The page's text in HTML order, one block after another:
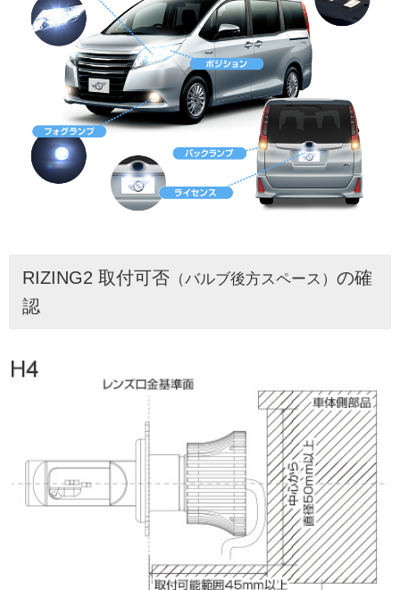
RIZING2 取付可否 （バルブ後方スペース） の確
認